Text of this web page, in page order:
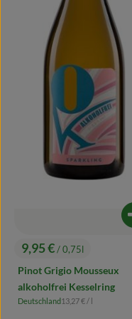
, Preis:
9,95 €/ 0,75l
Pinot Grigio Mousseux
alkoholfrei Kesselring
, Herkunft:
Deutschland, Referenzpreis:
13,27 €/ l